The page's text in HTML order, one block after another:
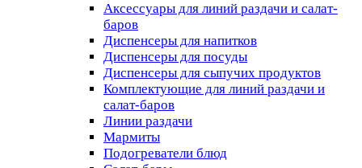
Аксессуары для линий раздачи и салат-
баров
Диспенсеры для напитков
Диспенсеры для посуды
Диспенсеры для сыпучих продуктов
Комплектующие для линий раздачи и
салат-баров
Линии раздачи
Мармиты
Подогреватели блюд